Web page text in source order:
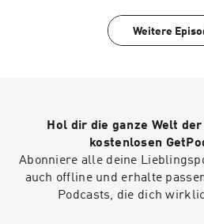
Weitere
Hol dir die ganze Welt
kostenlosen
Abonniere alle deine
auch offline und erhalte
Podcasts, die dich